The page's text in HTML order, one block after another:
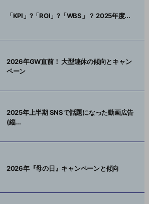
「KPI」?「ROI」?「WBS」？ 2025年度...
2026年GW直前！ 大型連休の傾向とキャン
ペーン
2025年上半期 SNSで話題になった動画広告
(縦...
2026年『母の日』キャンペーンと傾向